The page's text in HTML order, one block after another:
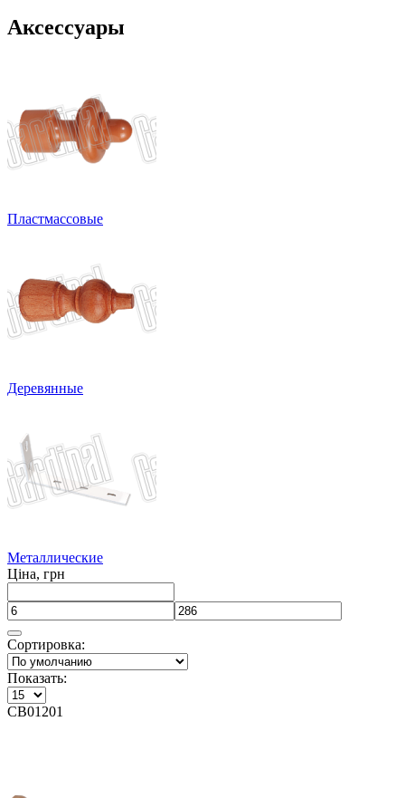
Аксессуары
Пластмассовые
Деревянные
Металлические
Ціна, грн
Сортировка:
Показать:
CB01201